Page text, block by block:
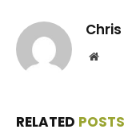
Chris
Website
RELATED POSTS